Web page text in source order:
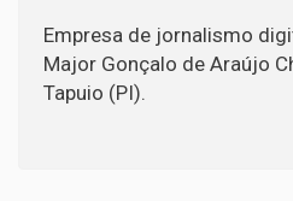
Empresa de jornalismo
Major Gonçalo de Araújo
Tapuio (PI).